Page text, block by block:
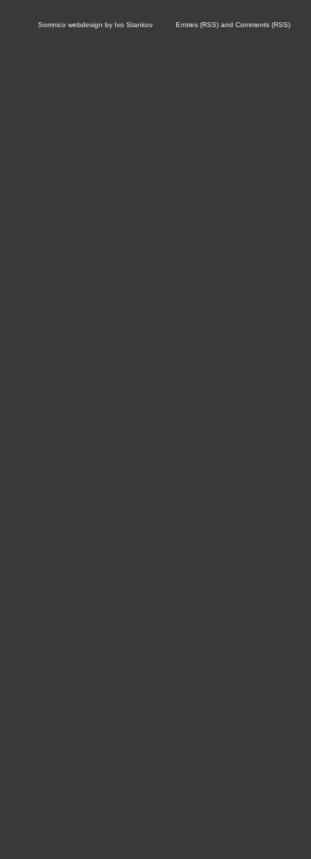
Somnico webdesign by Ivo Stankov Entries (RSS) and Comments (RSS)